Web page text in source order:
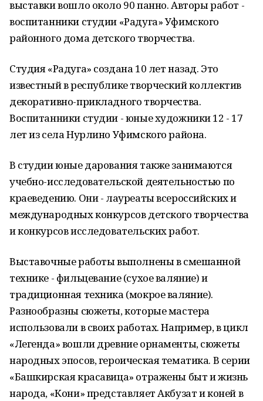
выставки вошло около 90 панно. Авторы работ -
воспитанники студии «Радуга» Уфимского
районного дома детского творчества.
Студия «Радуга» создана 10 лет назад. Это
известный в республике творческий коллектив
декоративно-прикладного творчества.
Воспитанники студии - юные художники 12 - 17
лет из села Нурлино Уфимского района.
В студии юные дарования также занимаются
учебно-исследовательской деятельностью по
краеведению. Они - лауреаты всероссийских и
международных конкурсов детского творчества
и конкурсов исследовательских работ.
Выставочные работы выполнены в смешанной
технике - фильцевание (сухое валяние) и
традиционная техника (мокрое валяние).
Разнообразны сюжеты, которые мастера
использовали в своих работах. Например, в цикл
«Легенда» вошли древние орнаменты, сюжеты
народных эпосов, героическая тематика. В серии
«Башкирская красавица» отражены быт и жизнь
народа, «Кони» представляет Акбузат и коней в